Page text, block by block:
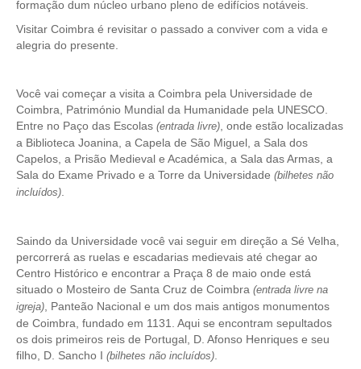
O Tesouro dos Templários
Tours meio dia
Tour de meio-dia em Sintra
Tour de meio-dia em Fátima
Tours Temáticos
The Real Lisbon STREET ART Tour
Rota do Azulejo
A Calçada Portuguesa
WineTours
Alentejo com prova de vinhos e azeite
Évora & Cartuxa
Arrabida com Degustação de Vinhos e Queijo
formação dum núcleo urbano pleno de edifícios notáveis.
Visitar Coimbra é revisitar o passado a conviver com a vida e
alegria do presente.
Você vai começar a visita a Coimbra pela Universidade de
Coimbra, Património Mundial da Humanidade pela UNESCO.
Entre no Paço das Escolas (entrada livre) , onde estão localizadas
a Biblioteca Joanina, a Capela de São Miguel, a Sala dos
Capelos, a Prisão Medieval e Académica, a Sala das Armas, a
Sala do Exame Privado e a Torre da Universidade (bilhetes não
incluídos)
Saindo da Universidade você vai seguir em direção a Sé Velha,
percorrerá as ruelas e escadarias medievais até chegar ao
Centro Histórico e encontrar a Praça 8 de maio onde está
situado o Mosteiro de Santa Cruz de Coimbra (entrada livre na
igreja) , Panteão Nacional e um dos mais antigos monumentos
de Coimbra, fundado em 1131. Aqui se encontram sepultados
os dois primeiros reis de Portugal, D. Afonso Henriques e seu
filho, D. Sancho I (bilhetes não incluídos)